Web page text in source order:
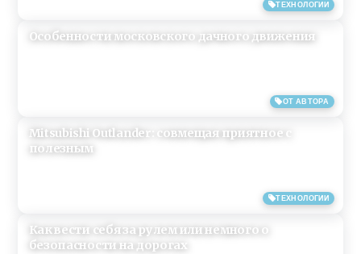
ТЕХНОЛОГИИ
ОТ АВТОРА
Особенности московского дачного движения
ТЕХНОЛОГИИ
Mitsubishi Outlander: совмещая приятное с
полезным
Как вести себя за рулем или немного о
безопасности на дорогах